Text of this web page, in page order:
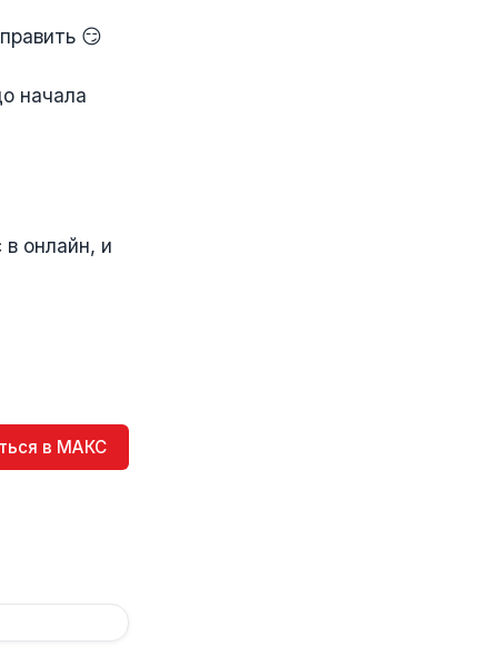
😏
начала
в онлайн, и
в МАКС